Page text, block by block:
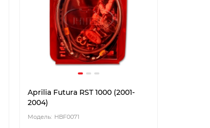
Aprilia Futura RST 1000 (2001-
2004)
HBF0071